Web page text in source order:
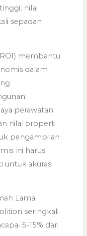
nilai
sepadan
membantu
dalam
perawatan
nilai properti
pengambilan
ini harus
untuk akurasi
Lama
seringkali
5-15% dari